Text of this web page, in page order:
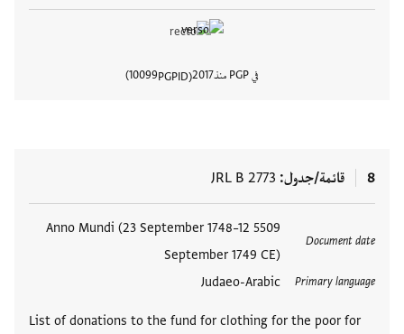
في PGP منذ 2017
PGPID
10099
8 قائمة/جدول JRL B 2773
Document date
5509 Anno Mundi (23 September 1748–12
September 1749 CE)
Primary language
Judaeo-Arabic
List of donations to the fund for clothing for the poor for